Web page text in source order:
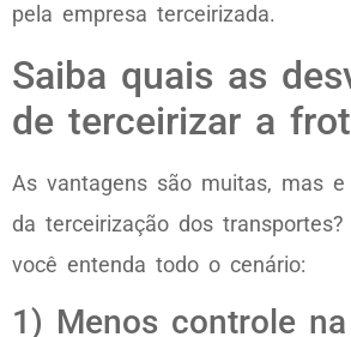
pela empresa terceirizada.
Saiba quais as
de terceirizar a
As vantagens são muitas, mas
da terceirização dos transportes?
você entenda todo o cenário:
1) Menos controle na